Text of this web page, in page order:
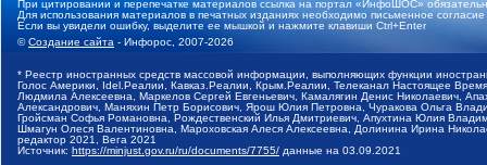
При цитировании и перепечатке материалов ссылка на портал «ИнфоШОС»
Для использования материалов в печатных изданиях необходимо письменное
Если вы увидели ошибку, выделите ее мышкой и нажмите клавиши Ctrl+Enter
©Создание сайта - Инфорос, 2007-2026
* Реестр иностранных средств массовой информации, выполняющих функции
Голос Америки, Idel.Реалии, Кавказ.Реалии, Крым.Реалии, Телеканал Настоящее
Людмила Алексеевна, Маркелов Сергей Евгеньевич, Камалягин Денис Николаевич,
Александрович, Маняхин Петр Борисович, Ярош Юлия Петровна, Чуракова Ольга
Гройсман Софья Романовна, Рождественский Илья Дмитриевич, Апухтина Юлия
Шмагун Олеся Валентиновна, Мароховская Алеся Алексеевна, Долинина Ирина
редактор 2021, Вега 2021
Источник: https://minjust.gov.ru/ru/documents/7755/ данные на 03.09.2021